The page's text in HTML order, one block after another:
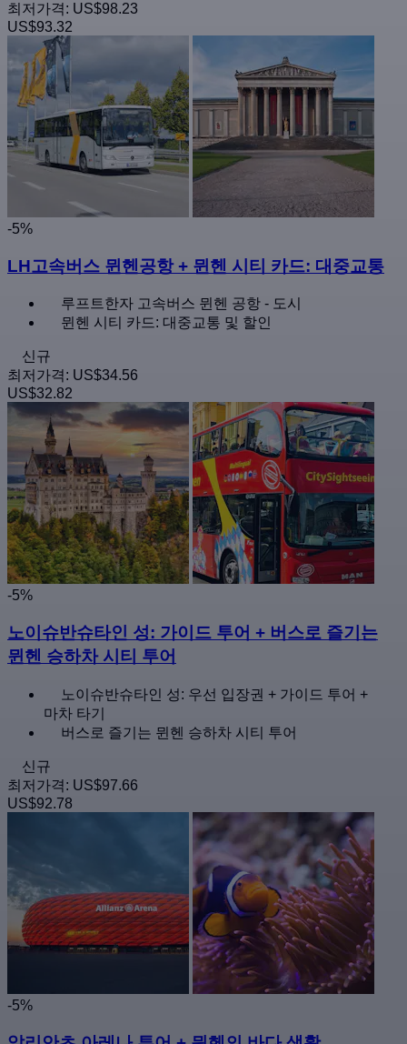
최저가격: US$98.23
US$93.32
-5%
LH고속버스 뮌헨공항 + 뮌헨 시티 카드: 대중교통
루프트한자 고속버스 뮌헨 공항 - 도시
뮌헨 시티 카드: 대중교통 및 할인
신규
최저가격: US$34.56
US$32.82
-5%
노이슈반슈타인 성: 가이드 투어 + 버스로 즐기는
뮌헨 승하차 시티 투어
노이슈반슈타인 성: 우선 입장권 + 가이드 투어 +
마차 타기
버스로 즐기는 뮌헨 승하차 시티 투어
신규
최저가격: US$97.66
US$92.78
-5%